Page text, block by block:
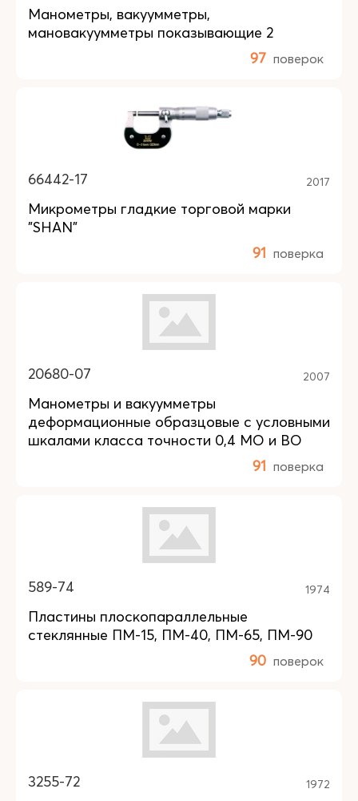
Манометры, вакуумметры,
мановакуумметры показывающие 2
97 поверок
66442-17 2017
Микрометры гладкие торговой марки
"SHAN"
91 поверка
20680-07 2007
Манометры и вакуумметры
деформационные образцовые с условными
шкалами класса точности 0,4 МО и ВО
91 поверка
589-74 1974
Пластины плоскопараллельные
стеклянные ПМ-15, ПМ-40, ПМ-65, ПМ-90
90 поверок
3255-72 1972